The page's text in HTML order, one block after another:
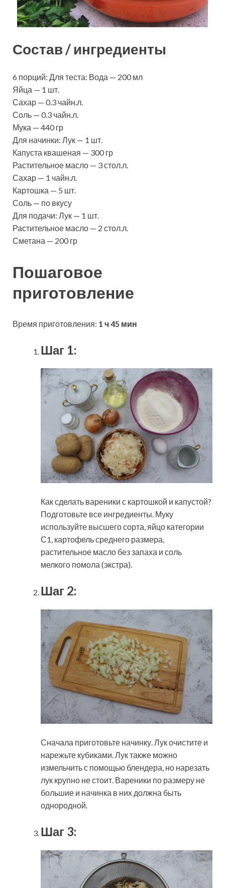
Состав / ингредиенты
6 порций: Для теста: Вода — 200 мл
Яйца — 1 шт.
Сахар — 0.3 чайн.л.
Соль — 0.3 чайн.л.
Мука — 440 гр
Для начинки: Лук — 1 шт.
Капуста квашеная — 300 гр
Растительное масло — 3 стол.л.
Сахар — 1 чайн.л.
Картошка — 5 шт.
Соль — по вкусу
Для подачи: Лук — 1 шт.
Растительное масло — 2 стол.л.
Сметана — 200 гр
Пошаговое
приготовление
Время приготовления: 1 ч 45 мин
Шаг 1:
Как сделать вареники с картошкой и капустой?
Подготовьте все ингредиенты. Муку
используйте высшего сорта, яйцо категории
С1, картофель среднего размера,
растительное масло без запаха и соль
мелкого помола (экстра).
Шаг 2:
Сначала приготовьте начинку. Лук очистите и
нарежьте кубиками. Лук также можно
измельчить с помощью блендера, но нарезать
лук крупно не стоит. Вареники по размеру не
большие и начинка в них должна быть
однородной.
Шаг 3: